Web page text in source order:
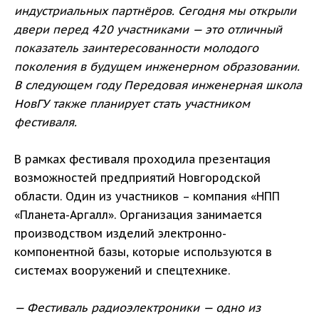
индустриальных партнёров. Сегодня мы открыли
двери перед 420 участниками — это отличный
показатель заинтересованности молодого
поколения в будущем инженерном образовании.
В следующем году Передовая инженерная школа
НовГУ также планирует стать участником
фестиваля.
В рамках фестиваля проходила презентация
возможностей предприятий Новгородской
области. Один из участников – компания «НПП
«Планета-Аргалл». Организация занимается
производством изделий электронно-
компонентной базы, которые используются в
системах вооружений и спецтехнике.
— Фестиваль радиоэлектроники — одно из